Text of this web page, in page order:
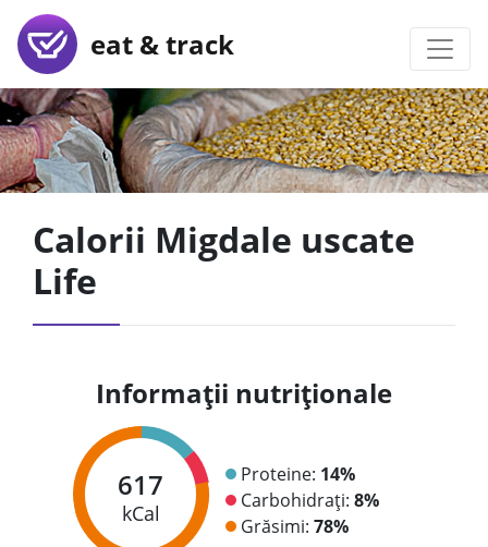
eat & track
Calorii Migdale uscate
Life
Informații nutriționale
617
kCal
Proteine: 14%
Carbohidrați: 8%
Grăsimi: 78%